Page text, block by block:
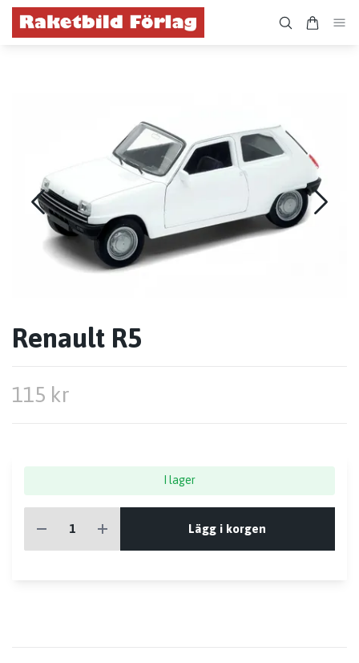
Renault R5
115 kr
I lager
Lägg i korgen